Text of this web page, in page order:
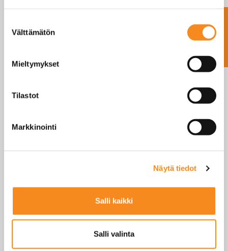
valinta
Välttämätön
Mieltymykset
Tilastot
Markkinointi
Näytä tiedot
Salli kaikki
Salli valinta
EBW-2D DYNAMOMETRI 5TN – 200TN Ota yhteyttä